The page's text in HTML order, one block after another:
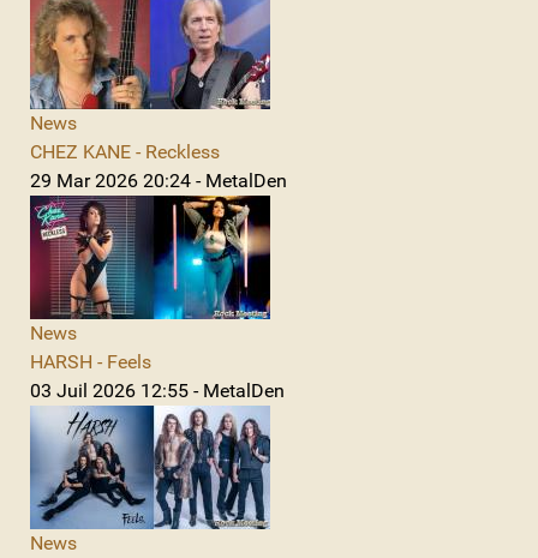
News
CHEZ KANE - Reckless
29 Mar 2026 20:24 - MetalDen
News
HARSH - Feels
03 Juil 2026 12:55 - MetalDen
News